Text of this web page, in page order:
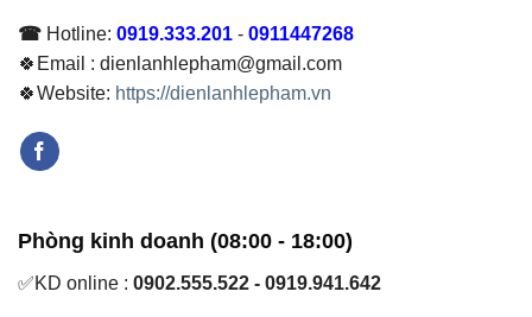
☎ Hotline: 0919.333.201 - 0911447268
🍀Email : dienlanhlepham@gmail.com
🍀Website: https://dienlanhlepham.vn
Phòng kinh doanh (08:00 - 18:00)
✅KD online : 0902.555.522 - 0919.941.642